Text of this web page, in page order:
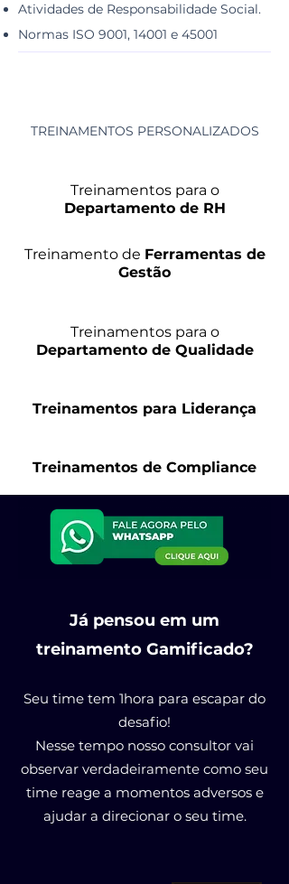
Atividades de Responsabilidade Social.
Normas ISO 9001, 14001 e 45001
TREINAMENTOS PERSONALIZADOS
Treinamentos para o
Departamento de RH
Treinamento de Ferramentas de
Gestão
Treinamentos para o
Departamento de Qualidade
Treinamentos para Liderança
Treinamentos de Compliance
Já pensou em um
treinamento Gamificado?
Seu time tem 1hora para escapar do
desafio!
Nesse tempo nosso consultor vai
observar verdadeiramente como seu
time reage a momentos adversos e
ajudar a direcionar o seu time.